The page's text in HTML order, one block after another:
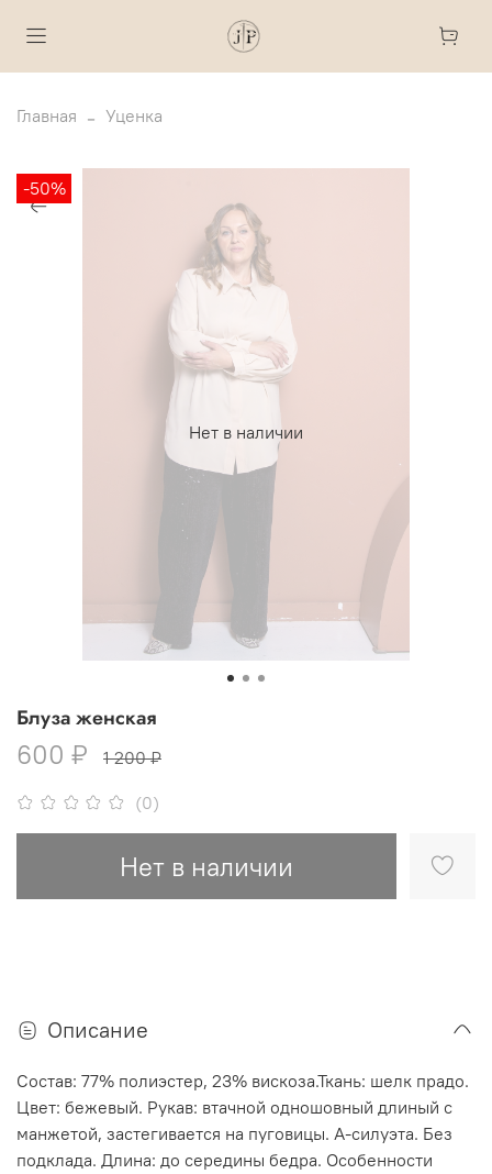
Главная Уценка
Нет в наличии
-50%
(0)
Блуза женская
600 ₽ 1 200 ₽
Нет в наличии
Описание
Состав: 77% полиэстер, 23% вискоза.Ткань: шелк прадо.
Цвет: бежевый. Рукав: втачной одношовный длиный с
манжетой, застегивается на пуговицы. А-силуэта. Без
подклада. Длина: до середины бедра. Особенности